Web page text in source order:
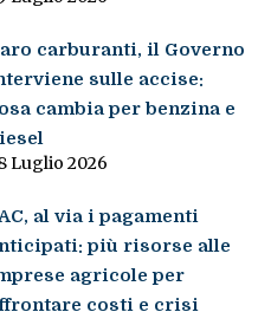
carburanti, il Governo
sulle accise:
cambia per benzina e
Luglio 2026
al via i pagamenti
più risorse alle
agricole per
costi e crisi